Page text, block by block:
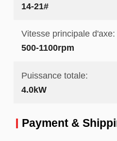
14-21#
Vitesse principale d'axe:
500-1100rpm
Puissance totale:
4.0kW
Payment &